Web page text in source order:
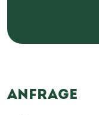
ANFRAGE